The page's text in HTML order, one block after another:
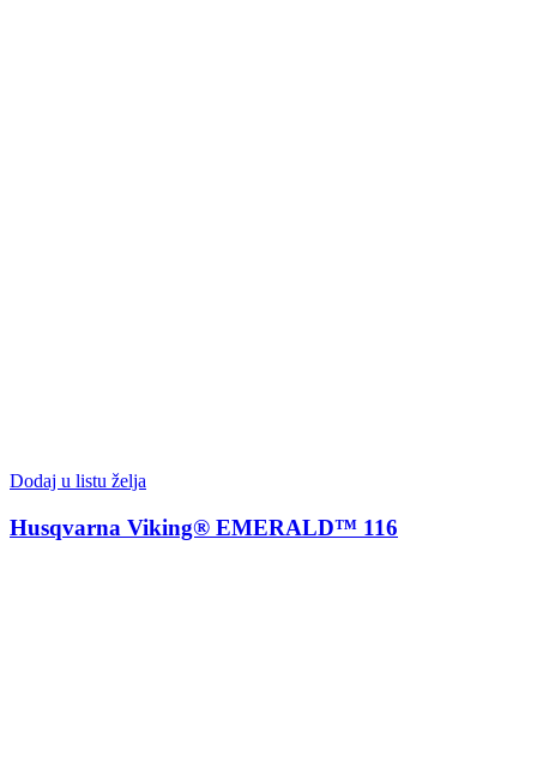
Dodaj u listu želja
Husqvarna Viking® EMERALD™ 116